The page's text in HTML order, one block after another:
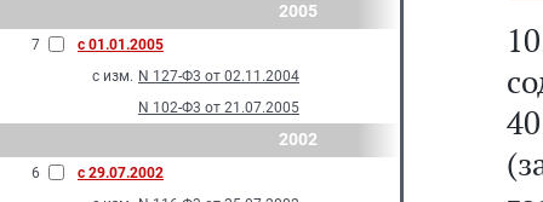
2005
7
с 01.01.2005
с изм. N 127-Ф3 от 02.11.2004
N 102-Ф3 от 21.07.2005
2002
6
с 29.07.2002